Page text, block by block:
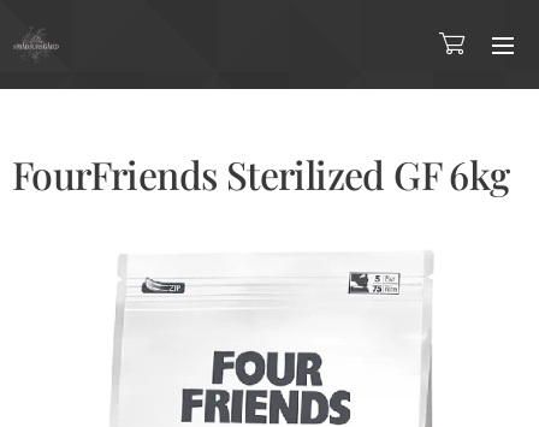
FourFriends Sterilized GF 6kg